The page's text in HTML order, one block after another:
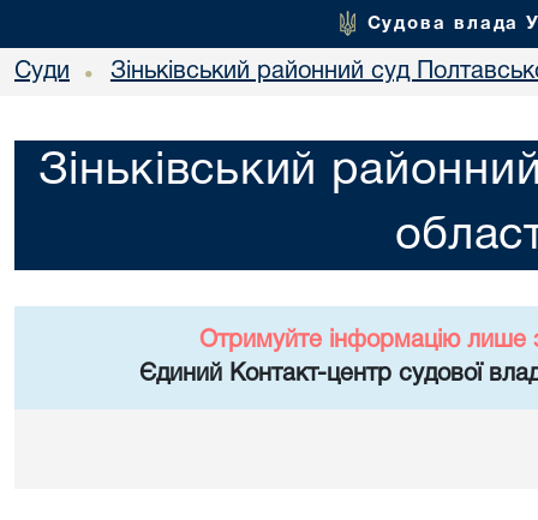
Судова влада
Суди • Зіньківський районний суд
Зіньківський
Отримуйте інформацію лише
Єдиний Контакт-центр судової